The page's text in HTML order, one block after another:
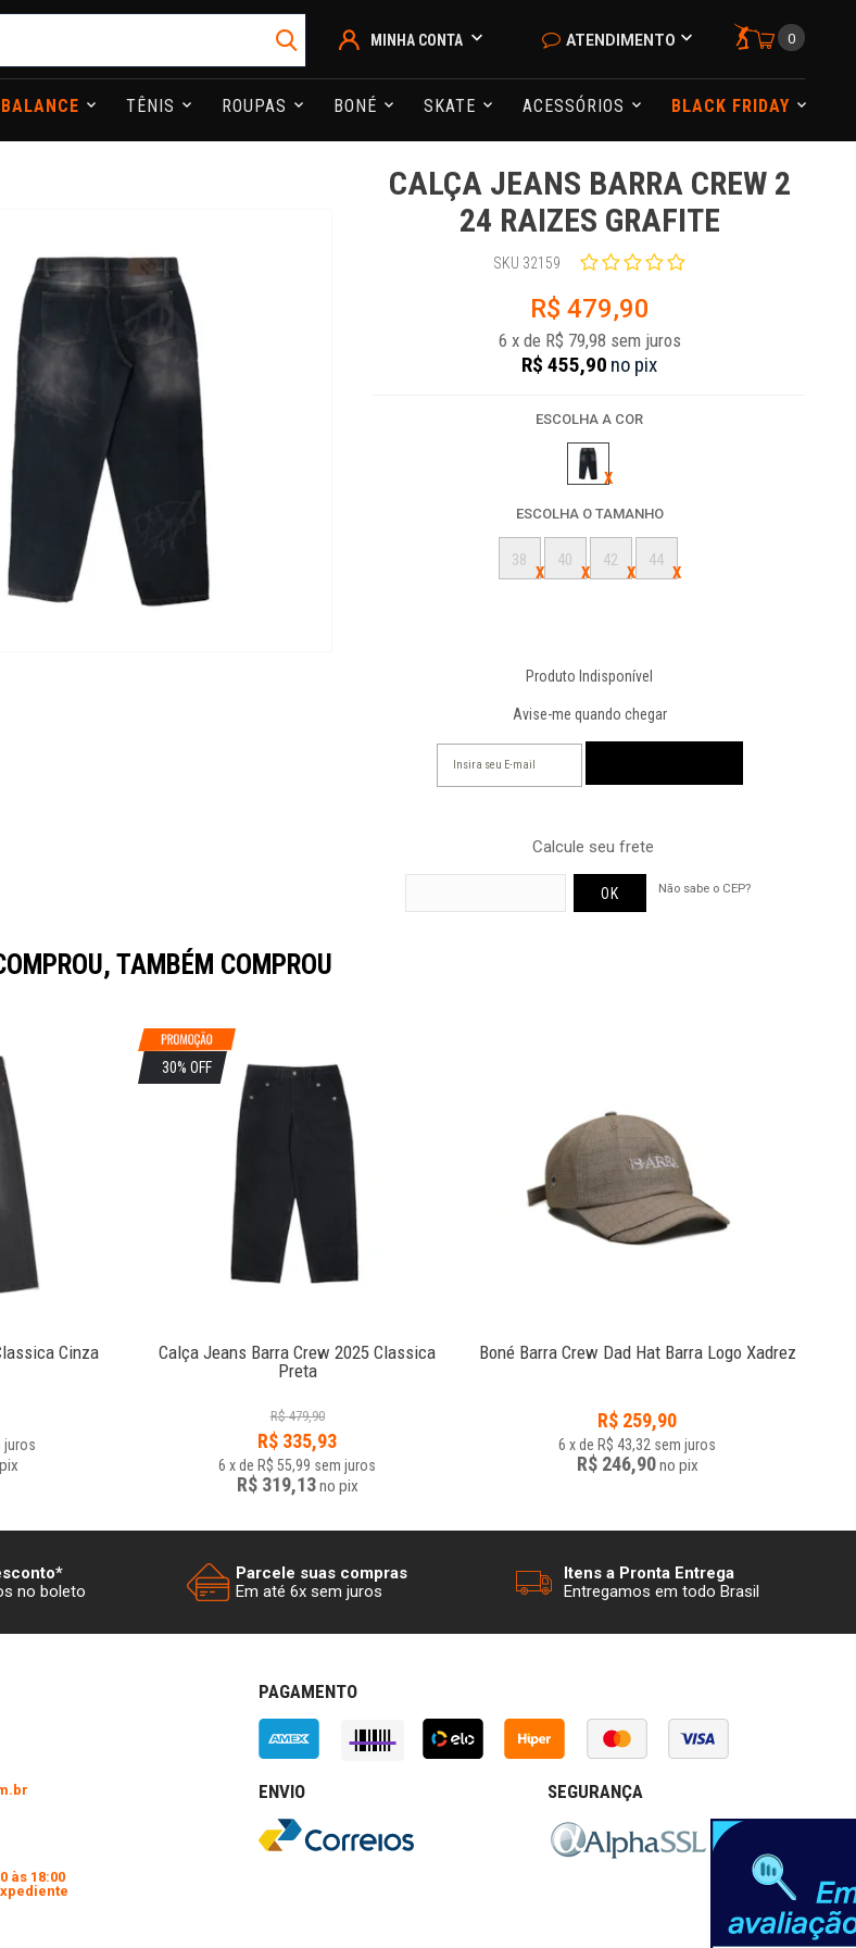
MINHA CONTA ATENDIMENTO 0
TÊNIS ROUPAS BONÉ SKATE ACESSÓRIOS BLACK FRIDAY
CALÇA JEANS BARRA CREW 2
24 RAIZES GRAFITE
SKU 32159
R$ 479,90
6 x de R$ 79,98 sem juros
R$ 455,90 no pix
ESCOLHA A COR
ESCOLHA O TAMANHO
38 40 42 44
Produto Indisponível
Avise-me quando chegar
Calcule seu frete
Não sabe o CEP?
TAMBÉM COMPROU
Cinza
juros
pix
30% OFF
Calça Jeans Barra Crew 2025 Classica
Preta
R$ 479,90
R$ 335,93
6 xde R$ 55,99 sem juros
R$ 319,13no pix
Boné Barra Crew Dad Hat Barra Logo Xadrez
R$ 259,90
6 xde R$ 43,32 sem juros
R$ 246,90no pix
no boleto
Parcele suas compras
Em até 6x sem juros
Itens a Pronta Entrega
Entregamos em todo Brasil
às 18:00
PAGAMENTO
ENVIO SEGURANÇA